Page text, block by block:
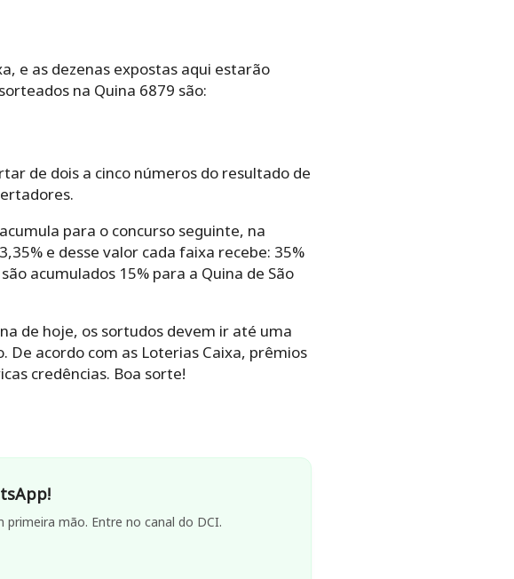
e as dezenas expostas aqui estarão
na Quina 6879 são:
de dois a cinco números do resultado de
para o concurso seguinte, na
e desse valor cada faixa recebe: 35%
acumulados 15% para a Quina de São
de hoje, os sortudos devem ir até uma
De acordo com as Loterias Caixa, prêmios
credências. Boa sorte!
mão. Entre no canal do DCI.